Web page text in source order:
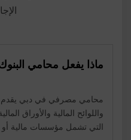
ماذا يفعل محامي
محامي مصرفي في دبي يقدم
واللوائح المالية والأوراق
التي تشمل مؤسسات مالية